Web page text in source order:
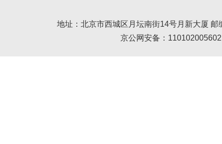
地址：北京市西城区月坛南街14号月新大厦
京公网安备：